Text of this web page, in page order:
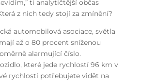
ti analytičtější občas
z nich tedy stojí za zmínění?
automobilová asociace, světla
až o 80 procent sníženou
alarmující číslo.
které jede rychlostí 96 km v
rychlosti potřebujete vidět na